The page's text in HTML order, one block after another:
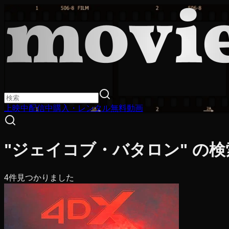
上映中配信中購入・レンタル無料動画
"ジェイコブ・バタロン" の検
4件見つかりました